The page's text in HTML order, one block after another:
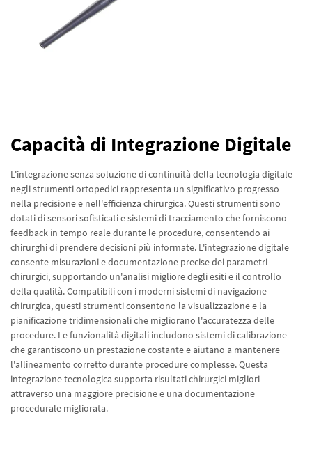
Capacità di Integrazione Digitale
L'integrazione senza soluzione di continuità della tecnologia digitale
negli strumenti ortopedici rappresenta un significativo progresso
nella precisione e nell'efficienza chirurgica. Questi strumenti sono
dotati di sensori sofisticati e sistemi di tracciamento che forniscono
feedback in tempo reale durante le procedure, consentendo ai
chirurghi di prendere decisioni più informate. L'integrazione digitale
consente misurazioni e documentazione precise dei parametri
chirurgici, supportando un'analisi migliore degli esiti e il controllo
della qualità. Compatibili con i moderni sistemi di navigazione
chirurgica, questi strumenti consentono la visualizzazione e la
pianificazione tridimensionali che migliorano l'accuratezza delle
procedure. Le funzionalità digitali includono sistemi di calibrazione
che garantiscono un prestazione costante e aiutano a mantenere
l'allineamento corretto durante procedure complesse. Questa
integrazione tecnologica supporta risultati chirurgici migliori
attraverso una maggiore precisione e una documentazione
procedurale migliorata.